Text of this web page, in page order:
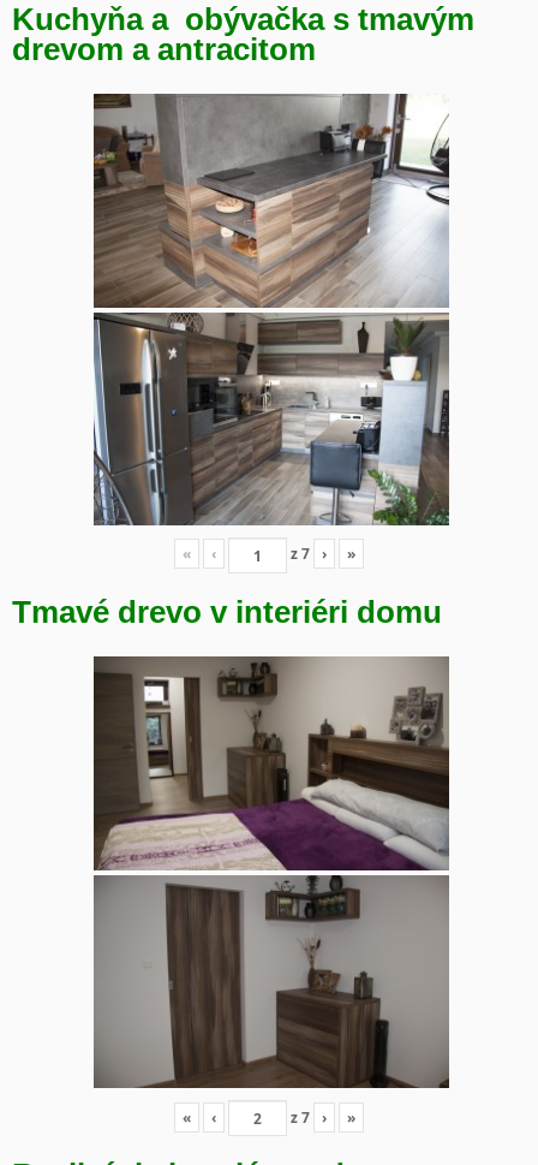
Kuchyňa a obývačka s tmavým
drevom a antracitom
« ‹ z7 › »
Tmavé drevo v interiéri domu
« ‹ z7 › »